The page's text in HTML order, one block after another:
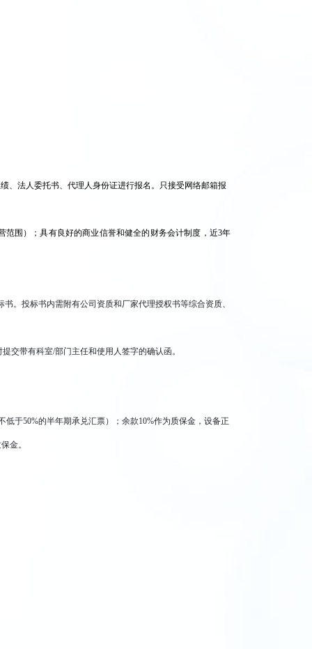
、法人委托书、代理人身份证进行报名。只接受网络邮箱报
围）；具有良好的商业信誉和健全的财务会计制度，近3年
。投标书内需附有公司资质和厂家代理授权书等综合资质、
交带有科室/部门主任和使用人签字的确认函。
于50%的半年期承兑汇票）；余款10%作为质保金，设备正
金。